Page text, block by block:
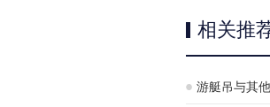
相关推
游艇吊与其